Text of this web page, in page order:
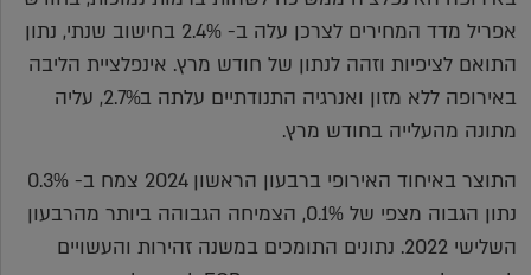
אפריל מדד המחירים לצרכן עלה ב- 2.4% בחישוב שנתי, נתון
התואם לציפיות וזהה לנתון של חודש מרץ. אינפלציית הליבה
באירופה ללא מזון ואנרגיה התנודתיים עלתה ב2.7%, עליה
מתונה מהעלייה בחודש מרץ.
התוצר באיחוד האירופי ברבעון הראשון 2024 צמח ב- 0.3%
נתון הגבוה מצפי של 0.1%, הצמיחה הגבוהה ביותר מהרבעון
השלישי 2022. נתונים התומכים במשנה זהירות והעשויים